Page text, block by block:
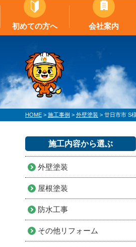
初めての方へ 会社案内
HOME > 施工事例 > 外壁塗装 > 廿日市市 S
施工内容から選ぶ
外壁塗装
屋根塗装
防水工事
その他リフォーム